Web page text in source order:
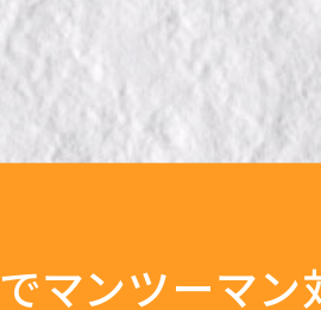
でマンツーマ